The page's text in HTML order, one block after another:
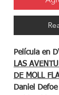
Película en
LAS
DE MOLL
Daniel Defoe